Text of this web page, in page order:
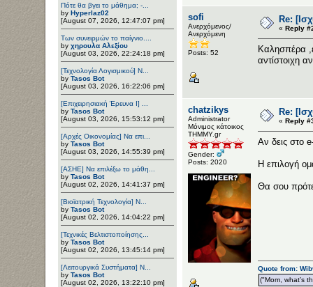
Πότε θα βγει το μάθημα; -...
by Hyperlaz02
[August 07, 2026, 12:47:07 pm]
Των συνειρμών το παίγνιο....
by χηρουλα Αλεξίου
[August 03, 2026, 22:24:18 pm]
[Τεχνολογία Λογισμικού] Ν...
by Tasos Bot
[August 03, 2026, 16:22:06 pm]
[Επιχειρησιακή Έρευνα Ι] ...
by Tasos Bot
[August 03, 2026, 15:53:12 pm]
[Αρχές Οικονομίας] Να επι...
by Tasos Bot
[August 03, 2026, 14:55:39 pm]
[ΑΣΗΕ] Να επιλέξω το μάθη...
by Tasos Bot
[August 02, 2026, 14:41:37 pm]
[Βιοϊατρική Τεχνολογία] Ν...
by Tasos Bot
[August 02, 2026, 14:04:22 pm]
[Τεχνικές Βελτιστοποίησης...
by Tasos Bot
[August 02, 2026, 13:45:14 pm]
[Λειτουργικά Συστήματα] Ν...
by Tasos Bot
[August 02, 2026, 13:22:10 pm]
sofi
Ανερχόμενος/
Ανερχόμενη
Posts: 52
Re:
« Reply
Καλησπέρα
αντίστοιχη
chatzikys
Administrator
Μόνιμος κάτοικος
ΤΗΜΜΥ.gr
Gender:
Posts: 2020
Re:
« Reply
Αν δεις στο
Η επιλογή
Θα σου
Quote from:
("Mom, what’s